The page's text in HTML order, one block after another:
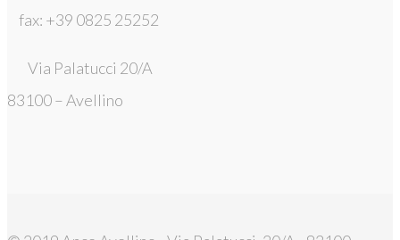
fax: +39 0825 25252
Via Palatucci 20/A
83100 – Avellino